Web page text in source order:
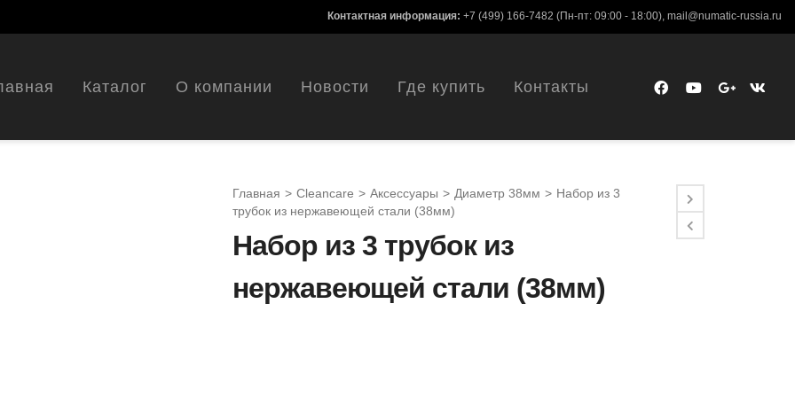
Контактная информация: +7 (499) 166-7482 (Пн-пт: 09:00 - 18:00), mail@numatic-russia.ru
Каталог О компании Новости Где купить Контакты
Главная > Cleancare > Аксессуары > Диаметр 38мм > Набор из 3
трубок из нержавеющей стали (38мм)
Набор из 3 трубок из
нержавеющей стали (38мм)